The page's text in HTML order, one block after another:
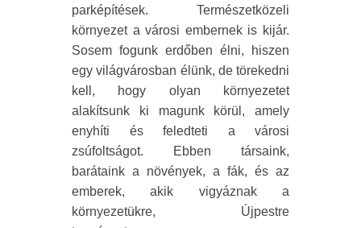
parképítések. Természetközeli
környezet a városi embernek is kijár.
Sosem fogunk erdőben élni, hiszen
egy világvárosban élünk, de törekedni
kell, hogy olyan környezetet
alakítsunk ki magunk körül, amely
enyhíti és feledteti a városi
zsúfoltságot. Ebben társaink,
barátaink a növények, a fák, és az
emberek, akik vigyáznak a
környezetükre, Újpestre